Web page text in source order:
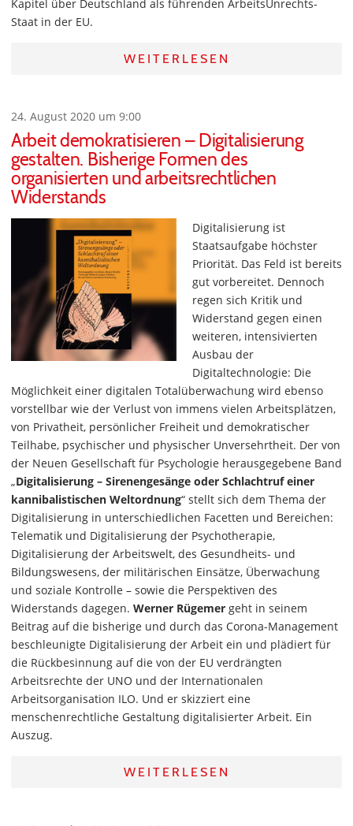
Kapitel über Deutschland als führenden ArbeitsUnrechts-
Staat in der EU.
WEITERLESEN
24. August 2020 um 9:00
Arbeit demokratisieren – Digitalisierung
gestalten. Bisherige Formen des
organisierten und arbeitsrechtlichen
Widerstands
Digitalisierung ist
Staatsaufgabe höchster
Priorität. Das Feld ist bereits
gut vorbereitet. Dennoch
regen sich Kritik und
Widerstand gegen einen
weiteren, intensivierten
Ausbau der
Digitaltechnologie: Die
Möglichkeit einer digitalen Totalüberwachung wird ebenso
vorstellbar wie der Verlust von immens vielen Arbeitsplätzen,
von Privatheit, persönlicher Freiheit und demokratischer
Teilhabe, psychischer und physischer Unversehrtheit. Der von
der Neuen Gesellschaft für Psychologie herausgegebene Band
„Digitalisierung – Sirenengesänge oder Schlachtruf einer
kannibalistischen Weltordnung“ stellt sich dem Thema der
Digitalisierung in unterschiedlichen Facetten und Bereichen:
Telematik und Digitalisierung der Psychotherapie,
Digitalisierung der Arbeitswelt, des Gesundheits- und
Bildungswesens, der militärischen Einsätze, Überwachung
und soziale Kontrolle – sowie die Perspektiven des
Widerstands dagegen. Werner Rügemer geht in seinem
Beitrag auf die bisherige und durch das Corona-Management
beschleunigte Digitalisierung der Arbeit ein und plädiert für
die Rückbesinnung auf die von der EU verdrängten
Arbeitsrechte der UNO und der Internationalen
Arbeitsorganisation ILO. Und er skizziert eine
menschenrechtliche Gestaltung digitalisierter Arbeit. Ein
Auszug.
WEITERLESEN